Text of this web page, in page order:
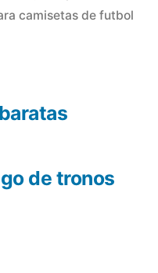
camisetas de futbol
de tronos